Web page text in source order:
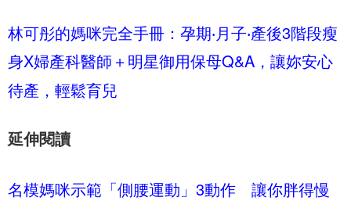
林可彤的媽咪完全手冊：孕期‧月子‧產後3階段瘦
身X婦產科醫師＋明星御用保母Q&A，讓妳安心
待產，輕鬆育兒
延伸閱讀
名模媽咪示範「側腰運動」3動作 讓你胖得慢